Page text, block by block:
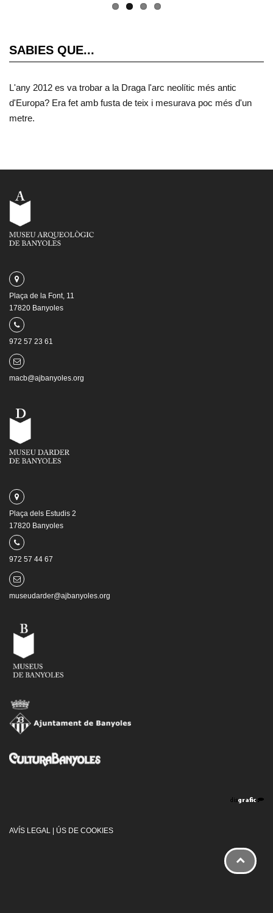
SABIES QUE...
L'any 2012 es va trobar a la Draga l'arc neolític més antic
d'Europa? Era fet amb fusta de teix i mesurava poc més d'un
metre.
Plaça de la Font, 11
17820 Banyoles
972 57 23 61
macb@ajbanyoles.org
Plaça dels Estudis 2
17820 Banyoles
972 57 44 67
museudarder@ajbanyoles.org
AVÍS LEGAL ÚS DE COOKIES